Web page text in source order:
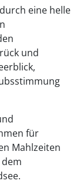
eine helle
und
für
Mahlzeiten